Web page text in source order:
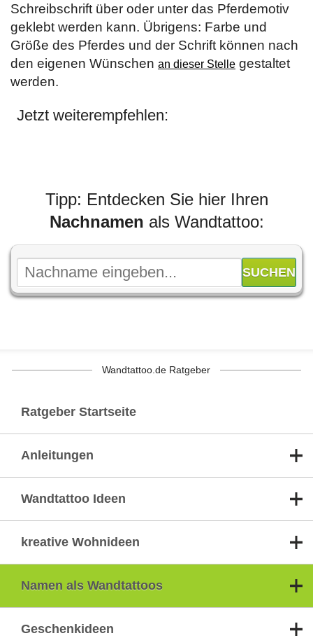
Schreibschrift über oder unter das Pferdemotiv
geklebt werden kann. Übrigens: Farbe und
Größe des Pferdes und der Schrift können nach
den eigenen Wünschen an dieser Stelle gestaltet
werden.
Jetzt weiterempfehlen:
Tipp: Entdecken Sie hier Ihren
Nachnamen als Wandtattoo:
Wandtattoo.de Ratgeber
Ratgeber Startseite
Anleitungen
Wandtattoo Ideen
kreative Wohnideen
Namen als Wandtattoos
Geschenkideen